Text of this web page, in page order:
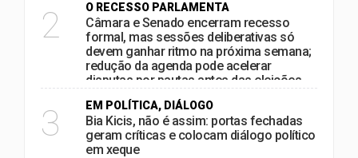
2 O RECESSO PARLAMENTA
Câmara e Senado encerram recesso
formal, mas sessões deliberativas só
devem ganhar ritmo na próxima semana;
redução da agenda pode acelerar
disputas por pautas antes das eleições
3 EM POLÍTICA, DIÁLOGO
Bia Kicis, não é assim: portas fechadas
geram críticas e colocam diálogo político
em xeque